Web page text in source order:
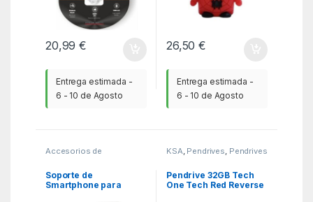
20,99€
Entrega estimada -
6 - 10 de Agosto
26,50€
Entrega estimada -
6 - 10 de Agosto
Accesorios de
Soporte de
Smartphone para
KSA, Pendrives, Pendrives
Pendrive 32GB Tech
One Tech Red Reverse